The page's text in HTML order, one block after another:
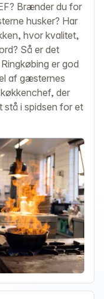
Brænder du for
husker? Har
hvor kvalitet,
Så er det
er god
af gæsternes
der
i spidsen for et